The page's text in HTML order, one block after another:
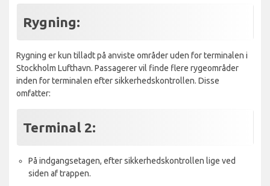
Rygning:
Rygning er kun tilladt på anviste områder uden for terminalen i
Stockholm Lufthavn. Passagerer vil finde flere rygeområder
inden for terminalen efter sikkerhedskontrollen. Disse
omfatter:
Terminal 2:
På indgangsetagen, efter sikkerhedskontrollen lige ved
siden af trappen.